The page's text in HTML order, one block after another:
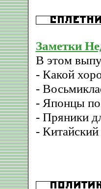
Заметки
В этом
- Какой
-
- Японцы
- Пряники
-